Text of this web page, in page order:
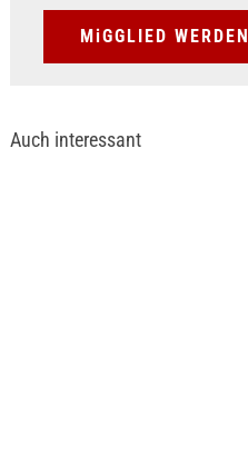
MiGGLIED WERDEN
Auch interessant